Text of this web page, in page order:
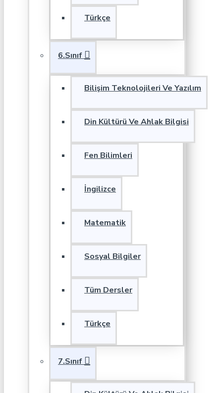
Türkçe
6.Sınıf
Bilişim Teknolojileri Ve Yazılım
Din Kültürü Ve Ahlak Bilgisi
Fen Bilimleri
İngilizce
Matematik
Sosyal Bilgiler
Tüm Dersler
Türkçe
7.Sınıf